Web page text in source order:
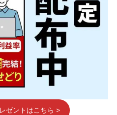
ゼントはこちら >